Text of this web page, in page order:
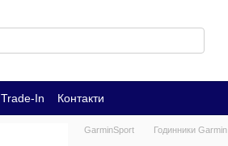
Trade-In Контакти
GarminSport Годинники Garmin